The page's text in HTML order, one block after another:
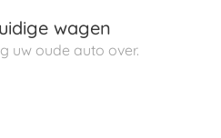
wagen
uw oude auto over.